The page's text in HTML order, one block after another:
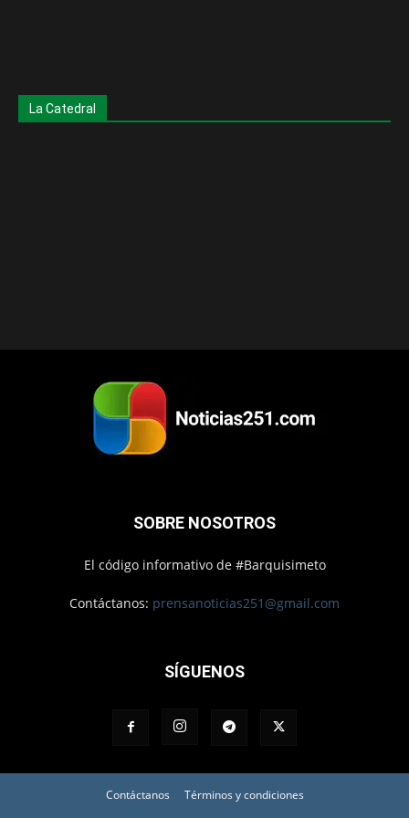
La Catedral
SOBRE NOSOTROS
El código informativo de #Barquisimeto
Contáctanos: prensanoticias251@gmail.com
SÍGUENOS
Contáctanos Términos y condiciones